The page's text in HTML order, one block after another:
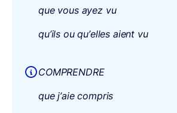
que vous ayez vu
qu’ils ou qu’elles aient vu
COMPRENDRE
que j’aie compris